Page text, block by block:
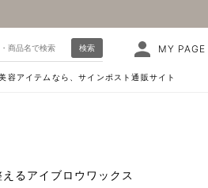
検索 MY PAGE
容アイテムなら、サインポスト通販サイト
るアイブロウワックス